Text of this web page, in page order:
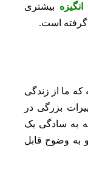
انگیزه بیشتری
گرفته است.
که ما از زندگی
بزرگی در
به سادگی یک
به وضوح قابل